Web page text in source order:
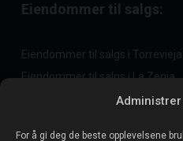
For å gi deg de beste opplevelsene
Eiendommer til salgs:
Eiendommer til salgs i Torrevieja
Eiendommer til salgs i La Zenia
Eiendommer til salgs i Cabo Roig